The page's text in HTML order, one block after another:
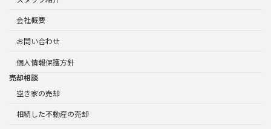
会社概要
お問い合わせ
個人情報保護方針
売却相談
空き家の売却
相続した不動産の売却